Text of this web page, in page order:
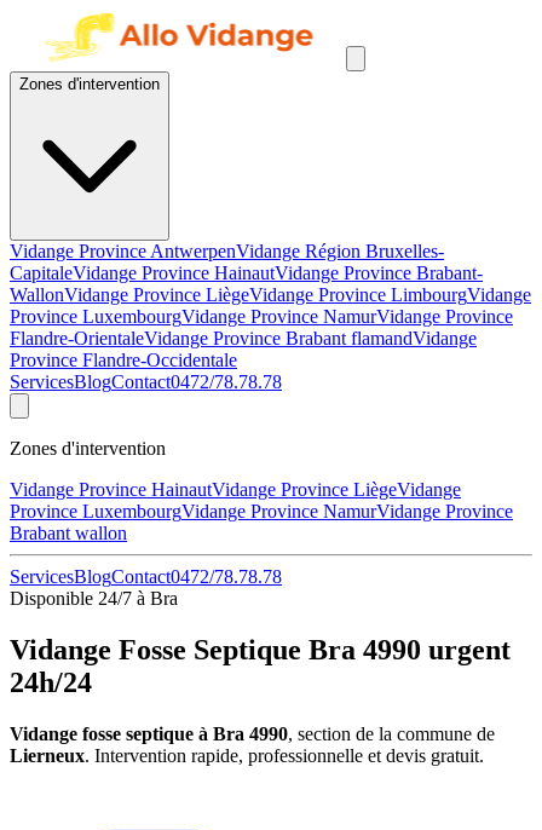
Zones d'intervention
Vidange Province AntwerpenVidange Région Bruxelles-
CapitaleVidange Province HainautVidange Province Brabant-
WallonVidange Province LiègeVidange Province LimbourgVidange
Province LuxembourgVidange Province NamurVidange Province
Flandre-OrientaleVidange Province Brabant flamandVidange
Province Flandre-Occidentale
ServicesBlogContact0472/78.78.78
Zones d'intervention
Vidange Province HainautVidange Province LiègeVidange
Province LuxembourgVidange Province NamurVidange Province
Brabant wallon
ServicesBlogContact0472/78.78.78
Disponible 24/7 à Bra
Vidange Fosse Septique Bra 4990 urgent
24h/24
Vidange fosse septique à Bra 4990, section de la commune de
Lierneux. Intervention rapide, professionnelle et devis gratuit.